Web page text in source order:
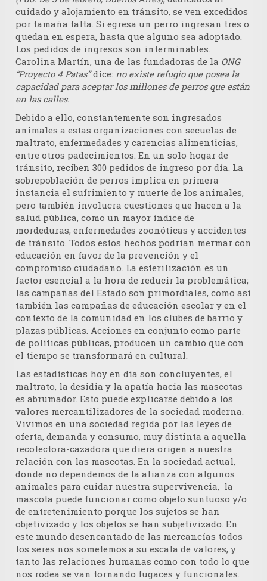
cuidado y alojamiento en tránsito, se ven excedidos
por tamaña falta. Si egresa un perro ingresan tres o
quedan en espera, hasta que alguno sea adoptado.
Los pedidos de ingresos son interminables.
Carolina Martín, una de las fundadoras de la ONG
“Proyecto 4 Patas”dice: no existe refugio que posea la
capacidad para aceptar los millones de perros que están
en las calles.
Debido a ello, constantemente son ingresados
animales a estas organizaciones con secuelas de
maltrato, enfermedades y carencias alimenticias,
entre otros padecimientos. En un solo hogar de
tránsito, reciben 300 pedidos de ingreso por día. La
sobrepoblación de perros implica en primera
instancia el sufrimiento y muerte de los animales,
pero también involucra cuestiones que hacen a la
salud pública, como un mayor índice de
mordeduras, enfermedades zoonóticas y accidentes
de tránsito. Todos estos hechos podrían mermar con
educación en favor de la prevención y el
compromiso ciudadano. La esterilización es un
factor esencial a la hora de reducir la problemática;
las campañas del Estado son primordiales, como así
también las campañas de educación escolar y en el
contexto de la comunidad en los clubes de barrio y
plazas públicas. Acciones en conjunto como parte
de políticas públicas, producen un cambio que con
el tiempo se transformará en cultural.
Las estadísticas hoy en día son concluyentes, el
maltrato, la desidia y la apatía hacia las mascotas
es abrumador. Esto puede explicarse debido a los
valores mercantilizadores de la sociedad moderna.
Vivimos en una sociedad regida por las leyes de
oferta, demanda y consumo, muy distinta a aquella
recolectora-cazadora que diera origen a nuestra
relación con las mascotas. En la sociedad actual,
donde no dependemos de la alianza con algunos
animales para cuidar nuestra supervivencia, la
mascota puede funcionar como objeto suntuoso y/o
de entretenimiento porque los sujetos se han
objetivizado y los objetos se han subjetivizado. En
este mundo desencantado de las mercancías todos
los seres nos sometemos a su escala de valores, y
tanto las relaciones humanas como con todo lo que
nos rodea se van tornando fugaces y funcionales.